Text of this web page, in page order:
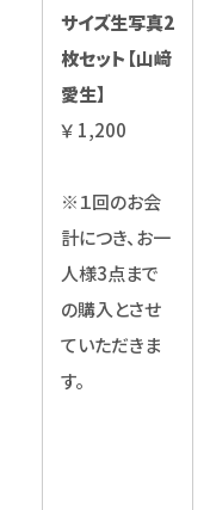
サイズ生写真2
枚セット【山﨑
愛生】
￥ 1,200
※１回のお会
計につき、お一
人様3点まで
の購入とさせ
ていただきま
す。